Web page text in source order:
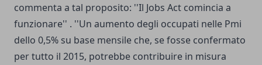
commenta a tal proposito: ''Il Jobs Act comincia a
funzionare'' . ''Un aumento degli occupati nelle Pmi
dello 0,5% su base mensile che, se fosse confermato
per tutto il 2015, potrebbe contribuire in misura